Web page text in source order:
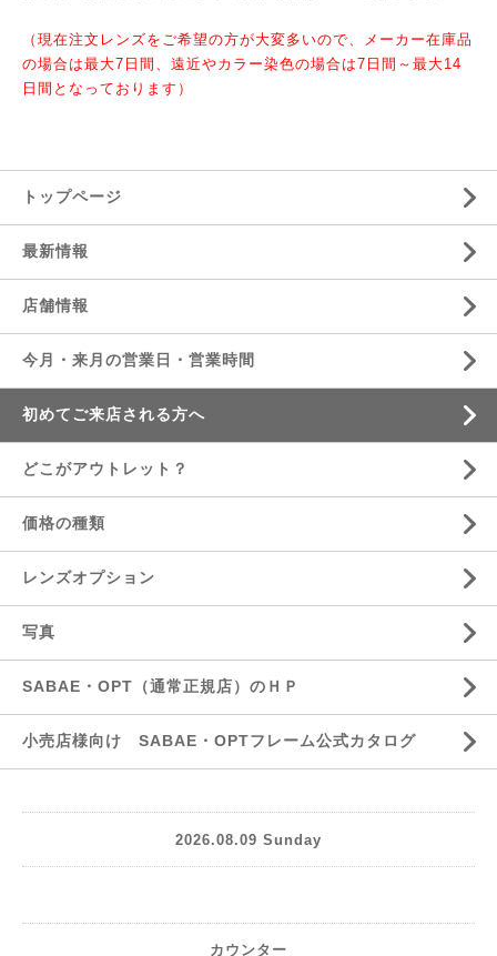
（現在注文レンズをご希望の方が大変多いので、メーカー在庫品
の場合は最大7日間、遠近やカラー染色の場合は7日間～最大14
日間となっております）
トップページ
最新情報
店舗情報
今月・来月の営業日・営業時間
初めてご来店される方へ
どこがアウトレット？
価格の種類
レンズオプション
写真
SABAE・OPT（通常正規店）のＨＰ
小売店様向け SABAE・OPTフレーム公式カタログ
2026.08.09 Sunday
カウンター